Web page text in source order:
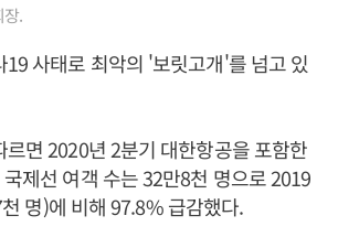
.
19 사태로 최악의 '보릿고개'를 넘고 있
르면 2020년 2분기 대한항공을 포함한
제선 여객 수는 32만8천 명으로 2019
명)에 비해 97.8% 급감했다.